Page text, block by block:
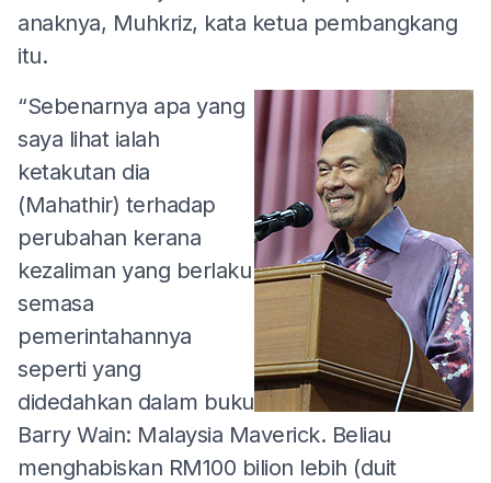
anaknya, Muhkriz, kata ketua pembangkang
itu.
“Sebenarnya apa yang
saya lihat ialah
ketakutan dia
(Mahathir) terhadap
perubahan kerana
kezaliman yang berlaku
semasa
pemerintahannya
seperti yang
didedahkan dalam buku
Barry Wain: Malaysia Maverick. Beliau
menghabiskan RM100 bilion lebih (duit